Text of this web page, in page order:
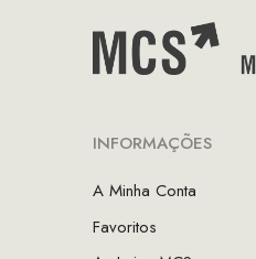
INFORMAÇÕES
A Minha Conta
Favoritos